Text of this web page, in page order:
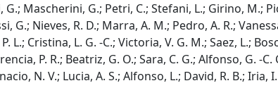
Mascherini, G.; Petri, C.; Stefani, L.; Girino, M.;
Nieves, R. D.; Marra, A. M.; Pedro, A. R.;
L.; Cristina, L. G. -C.; Victoria, V. G. M.; Saez, L.;
P. R.; Beatriz, G. O.; Sara, C. G.; Alfonso, G. -
N. V.; Lucia, A. S.; Alfonso, L.; David, R. B.; Iria,